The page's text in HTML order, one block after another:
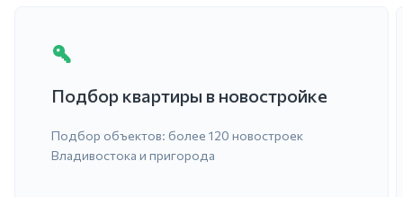
Подбор квартиры в новостройке
Подбор объектов: более 120 новостроек
Владивостока и пригорода